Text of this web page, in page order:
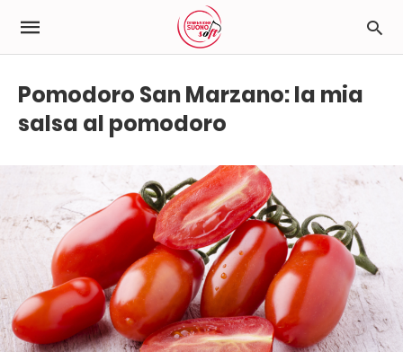
Pomodoro San Marzano: la mia
salsa al pomodoro